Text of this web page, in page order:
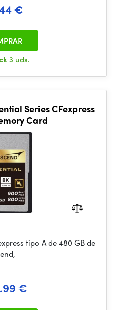
€
3 uds.
Series CFexpress
Card
tipo A de 480 GB de
€